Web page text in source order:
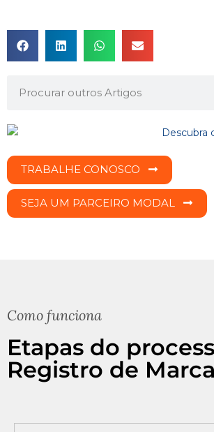
TRABALHE CONOSCO
SEJA UM PARCEIRO MODAL
Como funciona
Etapas do
Registro de Marca